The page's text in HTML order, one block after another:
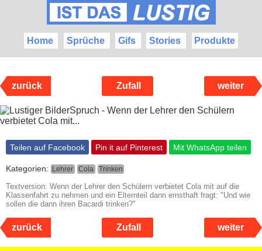
Home Sprüche Gifs Stories Produkte
zurück Zufall weiter
Teilen auf Facebook Pin it auf Pinterest Mit WhatsApp teilen
Kategorien: Lehrer Cola Trinken
Textversion: Wenn der Lehrer den Schülern verbietet Cola mit auf die
Klassenfahrt zu nehmen und ein Elternteil dann ernsthaft fragt: "Und wie
sollen die dann ihren Bacardi trinken?"
zurück Zufall weiter